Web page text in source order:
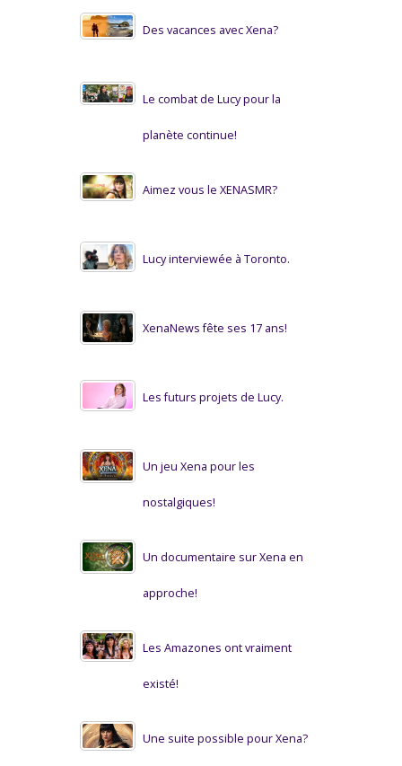
Des vacances avec Xena?
Le combat de Lucy pour la
planète continue!
Aimez vous le XENASMR?
Lucy interviewée à Toronto.
XenaNews fête ses 17 ans!
Les futurs projets de Lucy.
Un jeu Xena pour les
nostalgiques!
Un documentaire sur Xena en
approche!
Les Amazones ont vraiment
existé!
Une suite possible pour Xena?